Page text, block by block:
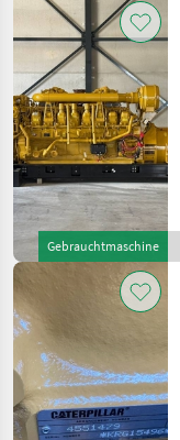
Gebrauchtmaschine